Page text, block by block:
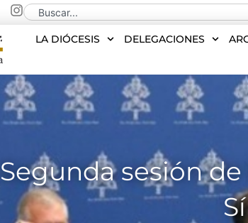
LA DIÓCESIS DELEGACIONES
Segunda sesión